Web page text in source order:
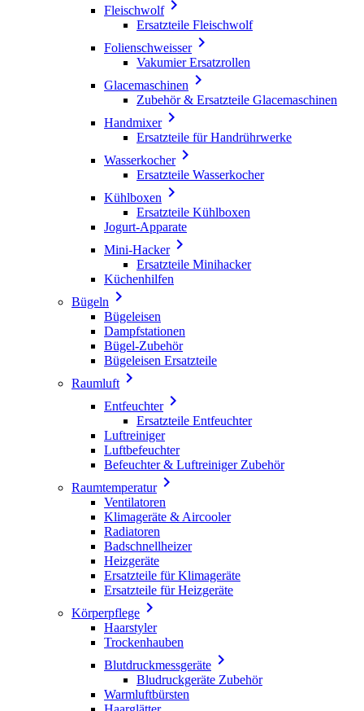
Fleischwolf
Ersatzteile Fleischwolf
Folienschweisser
Vakumier Ersatzrollen
Glacemaschinen 
Zubehör & Ersatzteile Glacemaschinen
Handmixer
Ersatzteile für Handrührwerke
Wasserkocher
Ersatzteile Wasserkocher
Kühlboxen 
Ersatzteile Kühlboxen
Jogurt-Apparate
Mini-Hacker
Ersatzteile Minihacker
Küchenhilfen
Bügeln 
Bügeleisen
Dampfstationen
Bügel-Zubehör
Bügeleisen Ersatzteile
Raumluft 
Entfeuchter
Ersatzteile Entfeuchter
Luftreiniger
Luftbefeuchter
Befeuchter & Luftreiniger Zubehör
Raumtemperatur
Ventilatoren
Klimageräte & Aircooler
Radiatoren
Badschnellheizer
Heizgeräte
Ersatzteile für Klimageräte
Ersatzteile für Heizgeräte
Körperpflege 
Haarstyler
Trockenhauben
Blutdruckmessgeräte 
Bludruckgeräte Zubehör
Warmluftbürsten